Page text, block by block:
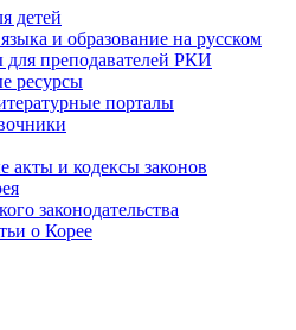
детей
и образование на русском
преподавателей РКИ
ресурсы
порталы
акты и кодексы законов
законодательства
о Корее